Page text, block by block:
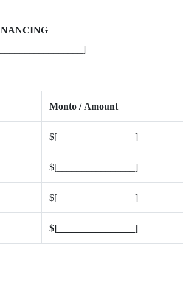
Monto / Amount
$[________________]
$[________________]
$[________________]
$[________________]